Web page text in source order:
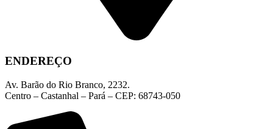
ENDEREÇO
Av. Barão do Rio Branco, 2232.
Centro – Castanhal – Pará – CEP: 68743-050